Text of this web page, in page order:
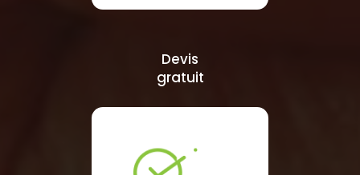
Devis
gratuit